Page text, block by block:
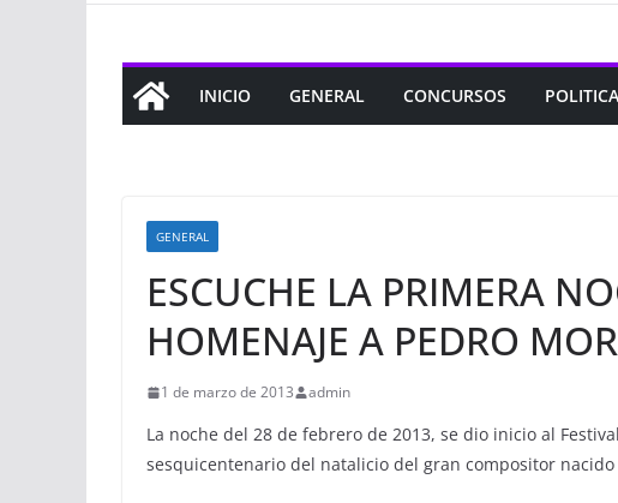
INICIO GENERAL CONCURSOS
GENERAL
ESCUCHE LA PRIMERA
HOMENAJE A PEDRO
1 de marzo de 2013 admin
La noche del 28 de febrero de 2013, se dio inicio al
sesquicentenario del natalicio del gran compositor nacido